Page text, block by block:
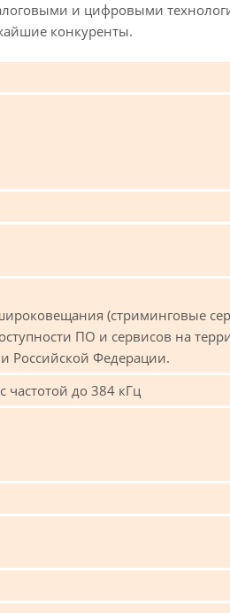
и цифровыми
конкуренты.
(стриминговые
ПО и сервисов на
Российской Федерации.
частотой до 384 кГц